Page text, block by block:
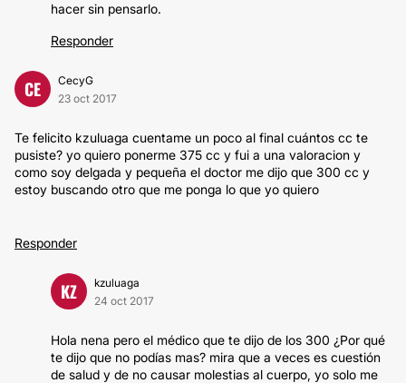
hacer sin pensarlo.
Responder
CE
CecyG
23 oct 2017
Te felicito kzuluaga cuentame un poco al final cuántos cc te
pusiste? yo quiero ponerme 375 cc y fui a una valoracion y
como soy delgada y pequeña el doctor me dijo que 300 cc y
estoy buscando otro que me ponga lo que yo quiero
Responder
KZ
kzuluaga
24 oct 2017
Hola nena pero el médico que te dijo de los 300 ¿Por qué
te dijo que no podías mas? mira que a veces es cuestión
de salud y de no causar molestias al cuerpo, yo solo me